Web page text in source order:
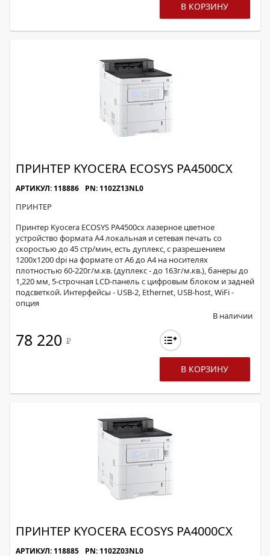
В КОРЗИНУ
ПРИНТЕР KYOCERA ECOSYS PA4500CX
АРТИКУЛ: 118886 PN: 1102Z13NL0
ПРИНТЕР
Принтер Kyocera ECOSYS PA4500cx лазерное цветное
устройство формата А4 локальная и сетевая печать со
скоростью до 45 стр/мин, есть дуплекс, с разрешением
1200х1200 dpi на формате от А6 до А4 на носителях
плотностью 60-220г/м.кв. (дуплекс - до 163г/м.кв.), банеры до
1,220 мм, 5-строчная LCD-панель с цифровым блоком и задней
подсветкой. Интерфейсы - USB-2, Ethernet, USB-host, WiFi -
опция
В наличии
78 220 Р
В КОРЗИНУ
ПРИНТЕР KYOCERA ECOSYS PA4000CX
АРТИКУЛ: 118885 PN: 1102Z03NL0